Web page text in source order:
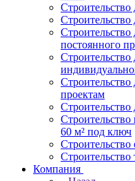
Строительство
Строительство
Строительство
постоянного
Строительство
проектам
Строительство
60 м² под ключ
Строительство
Компания